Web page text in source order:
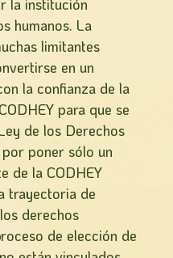
la institución
humanos. La
limitantes
en un
la confianza de la
para que se
de los Derechos
poner sólo un
de la CODHEY
trayectoria de
derechos
de elección de